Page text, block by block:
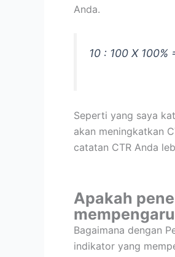
Anda.
10 : 100 X 100%
Seperti yang saya
akan meningkatkan
catatan CTR Anda
Apakah
Bagaimana dengan
indikator yang